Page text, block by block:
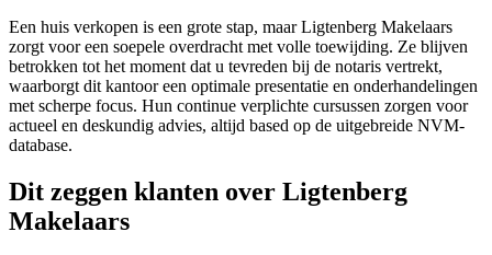
Een huis verkopen is een grote stap, maar Ligtenberg Makelaars
zorgt voor een soepele overdracht met volle toewijding. Ze blijven
betrokken tot het moment dat u tevreden bij de notaris vertrekt,
waarborgt dit kantoor een optimale presentatie en onderhandelingen
met scherpe focus. Hun continue verplichte cursussen zorgen voor
actueel en deskundig advies, altijd based op de uitgebreide NVM-
database.
Dit zeggen klanten over Ligtenberg
Makelaars